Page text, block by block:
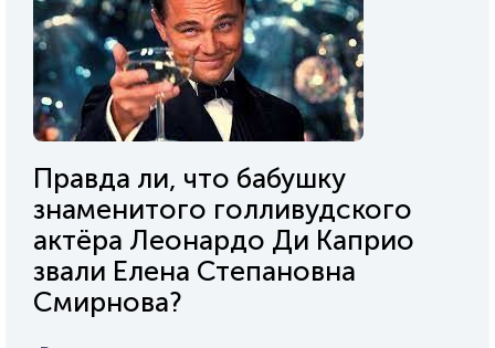
Правда ли, что бабушку
знаменитого голливудского
актёра Леонардо Ди Каприо
звали Елена Степановна
Смирнова?